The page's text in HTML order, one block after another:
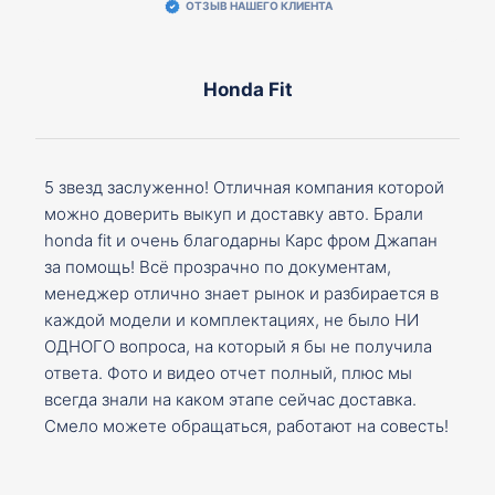
ОТЗЫВ НАШЕГО КЛИЕНТА
Honda Fit
5 звезд заслуженно! Отличная компания которой
можно доверить выкуп и доставку авто. Брали
honda fit и очень благодарны Карс фром Джапан
за помощь! Всё прозрачно по документам,
менеджер отлично знает рынок и разбирается в
каждой модели и комплектациях, не было НИ
ОДНОГО вопроса, на который я бы не получила
ответа. Фото и видео отчет полный, плюс мы
всегда знали на каком этапе сейчас доставка.
Смело можете обращаться, работают на совесть!